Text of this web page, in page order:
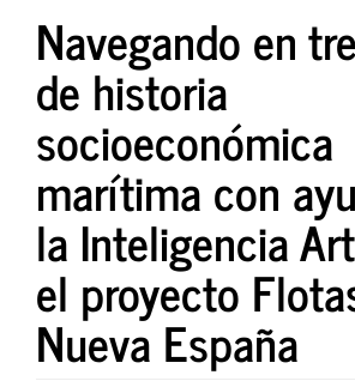
Navegando en
de historia
socioeconómica
marítima con
la Inteligencia
el proyecto
Nueva España